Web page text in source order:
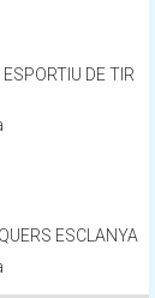
DE TIR
ESCLANYA